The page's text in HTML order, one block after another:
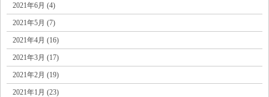
2021年6月 (4)
2021年5月 (7)
2021年4月 (16)
2021年3月 (17)
2021年2月 (19)
2021年1月 (23)